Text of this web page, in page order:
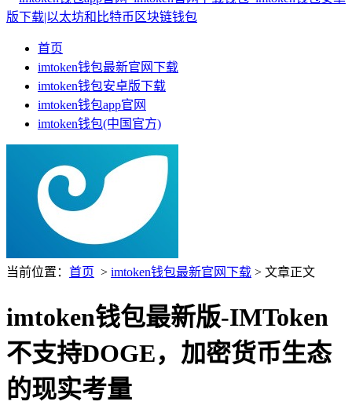
首页
imtoken钱包最新官网下载
imtoken钱包安卓版下载
imtoken钱包app官网
imtoken钱包(中国官方)
当前位置： 首页 > imtoken钱包最新官网下载 > 文章正文
imtoken钱包最新版-IMToken
不支持DOGE，加密货币生态
的现实考量